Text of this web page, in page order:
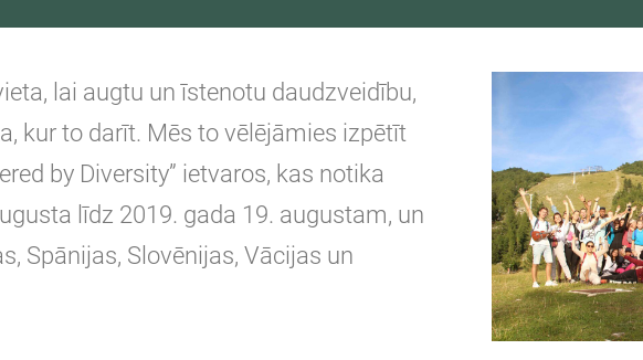
lai augtu un īstenotu daudzveidību,
kur to darīt. Mēs to vēlējāmies izpētīt
by Diversity” ietvaros, kas notika
līdz 2019. gada 19. augustam, un
Spānijas, Slovēnijas, Vācijas un